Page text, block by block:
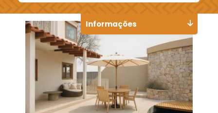
Informações